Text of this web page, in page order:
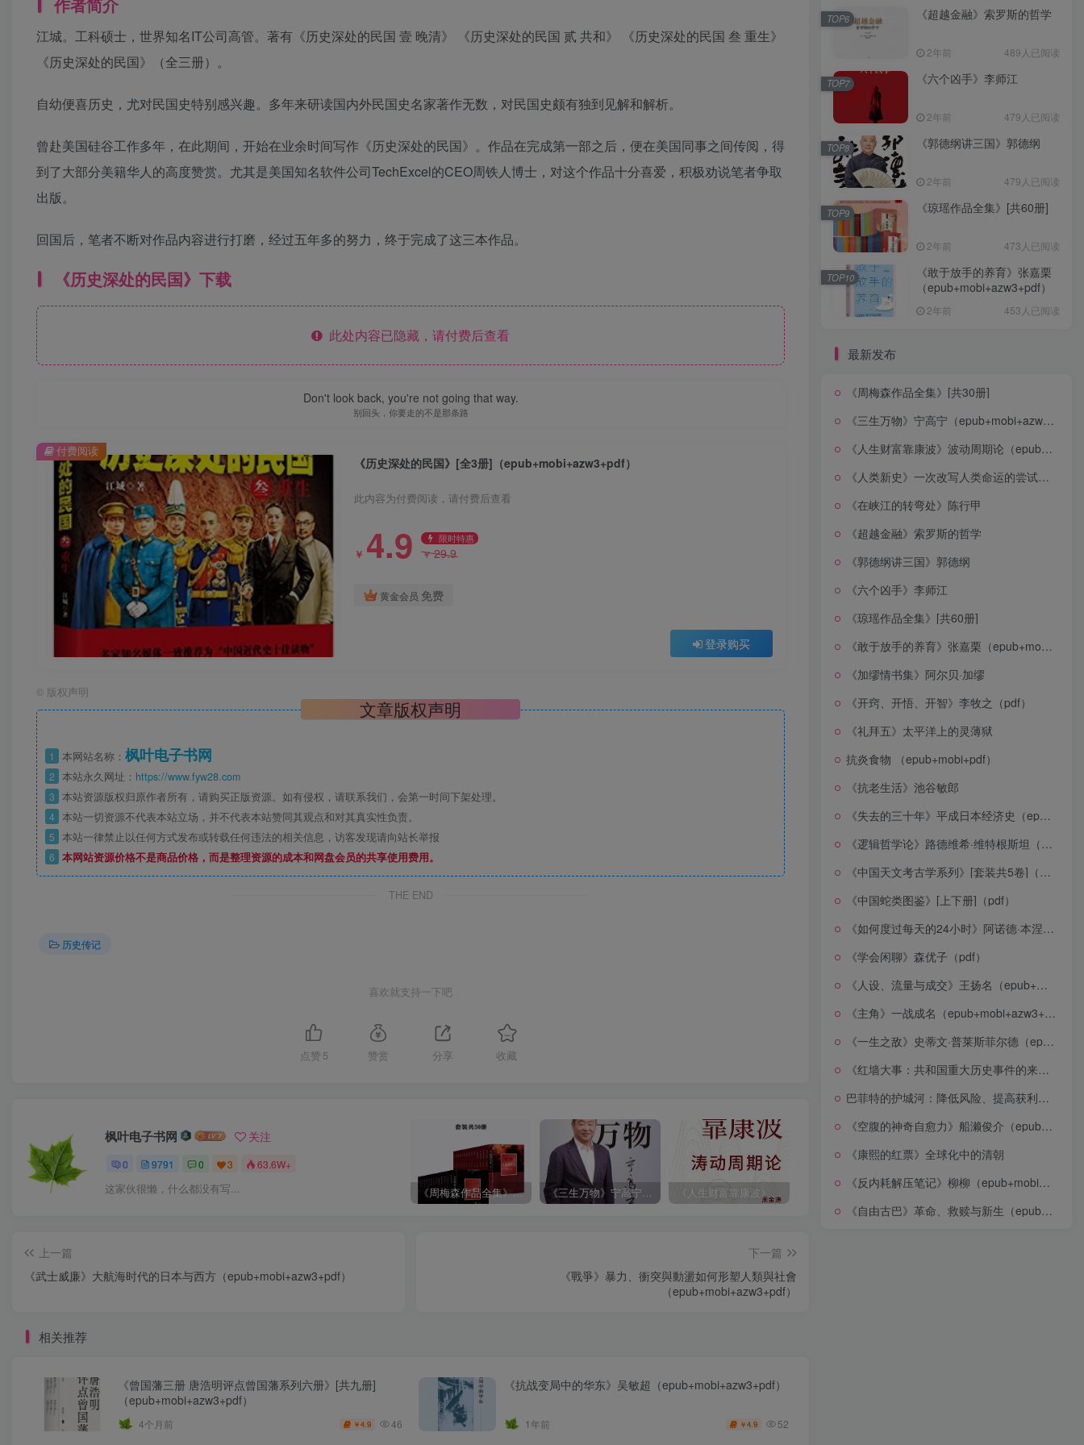
江城。工科硕士，世界知名IT公司高管。著有《历史深处的民国 壹 晚清》 《历史深处的民国 贰 共和》 《历史深处的民国 叁 重生》
《历史深处的民国》（全三册）。
自幼便喜历史，尤对民国史特别感兴趣。多年来研读国内外民国史名家著作无数，对民国史颇有独到见解和解析。
曾赴美国硅谷工作多年，在此期间，开始在业余时间写作《历史深处的民国》。作品在完成第一部之后，便在美国同事之间传阅，得
到了大部分美籍华人的高度赞赏。尤其是美国知名软件公司TechExcel的CEO周铁人博士，对这个作品十分喜爱，积极劝说笔者争取
出版。
回国后，笔者不断对作品内容进行打磨，经过五年多的努力，终于完成了这三本作品。
《历史深处的民国》下载
此处内容已隐藏，请付费后查看
Don't look back, you're not going that way.
别回头，你要走的不是那条路
《历史深处的民国》[全3册]（epub+mobi+azw3+pdf）
此内容为付费阅读，请付费后查看
￥ 4.9 限时特惠
￥29.9
黄金会员 免费
登录购买
付费阅读
© 版权声明
文章版权声明
1 本网站名称： 枫叶电子书网
2 本站永久网址： https://www.fyw28.com
3 本站资源版权归原作者所有，请购买正版资源。如有侵权，请联系我们，会第一时间下架处理。
4 本站一切资源不代表本站立场，并不代表本站赞同其观点和对其真实性负责。
5 本站一律禁止以任何方式发布或转载任何违法的相关信息，访客发现请向站长举报
6 本网站资源价格不是商品价格，而是整理资源的成本和网盘会员的共享使用费用。
THE END
历史传记
喜欢就支持一下吧
点赞 5 赞赏 分享 收藏
枫叶电子书网 关注
0 9791 0 3 63.6W+
这家伙很懒，什么都没有写... 《周梅森作品全集》[共30册] 《三生万物》宁高宁（epub+mobi+azw3+pdf） 《人生财富靠康波》波动周期论（epub+mobi+azw3+pdf） 《人类新史》一次改写人类命运的尝试（epub+mobi+azw3+pdf）
上一篇
《武士威廉》大航海时代的日本与西方（epub+mobi+azw3+pdf）
下一篇
《戰爭》暴力、衝突與動盪如何形塑人類與社會
（epub+mobi+azw3+pdf）
相关推荐
《曾国藩三册 唐浩明评点曾国藩系列六册》[共九册]
（epub+mobi+azw3+pdf）
4个月前 ￥4.9 46
《抗战变局中的华东》吴敏超（epub+mobi+azw3+pdf）
1年前 ￥4.9 52
《超越金融》索罗斯的哲学
2年前 489人已阅读
TOP6
《六个凶手》李师江
2年前 479人已阅读
TOP7
《郭德纲讲三国》郭德纲
2年前 479人已阅读
TOP8
《琼瑶作品全集》[共60册]
2年前 473人已阅读
TOP9
《敢于放手的养育》张嘉栗
（epub+mobi+azw3+pdf）
2年前 453人已阅读
TOP10
最新发布
《周梅森作品全集》[共30册]
《三生万物》宁高宁（epub+mobi+azw3+pdf）
《人生财富靠康波》波动周期论（epub+mobi+azw3+pdf）
《人类新史》一次改写人类命运的尝试（epub+mobi+azw3+pdf）
《在峡江的转弯处》陈行甲
《超越金融》索罗斯的哲学
《郭德纲讲三国》郭德纲
《六个凶手》李师江
《琼瑶作品全集》[共60册]
《敢于放手的养育》张嘉栗（epub+mobi+azw3+pdf）
《加缪情书集》阿尔贝·加缪
《开窍、开悟、开智》李牧之（pdf）
《礼拜五》太平洋上的灵薄狱
抗炎食物 （epub+mobi+pdf）
《抗老生活》池谷敏郎
《失去的三十年》平成日本经济史（epub+mobi+azw3+pdf）
《逻辑哲学论》路德维希·维特根斯坦（epub+mobi+azw3+pdf）
《中国天文考古学系列》[套装共5卷]（epub+mobi+azw3+pdf）
《中国蛇类图鉴》[上下册]（pdf）
《如何度过每天的24小时》阿诺德·本涅特（epub+mobi+azw3+pdf）
《学会闲聊》森优子（pdf）
《人设、流量与成交》王扬名（epub+mobi+azw3+pdf）
《主角》一战成名（epub+mobi+azw3+pdf）
《一生之敌》史蒂文·普莱斯菲尔德（epub+mobi+azw3+pdf）
《红墙大事：共和国重大历史事件的来龙去脉》（全二册）（pdf）
巴菲特的护城河：降低风险、提高获利的股市真规则(epub+azw3+mobi)
《空腹的神奇自愈力》船濑俊介（epub+mobi+azw3+pdf）
《康熙的红票》全球化中的清朝
《反内耗解压笔记》柳柳（epub+mobi+azw3+pdf）
《自由古巴》革命、救赎与新生（epub+mobi+azw3+pdf）